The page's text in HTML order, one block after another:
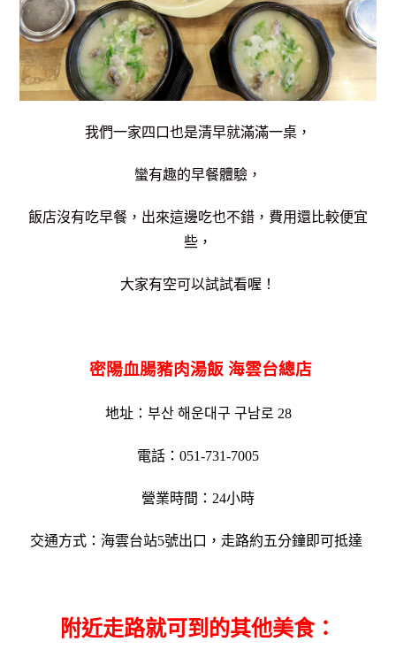
我們一家四口也是清早就滿滿一桌，
蠻有趣的早餐體驗，
飯店沒有吃早餐，出來這邊吃也不錯，費用還比較便宜
些，
大家有空可以試試看喔！
密陽血腸豬肉湯飯 海雲台總店
地址：부산 해운대구 구남로 28
電話：051-731-7005
營業時間：24小時
交通方式：海雲台站5號出口，走路約五分鐘即可抵達
附近走路就可到的其他美食：